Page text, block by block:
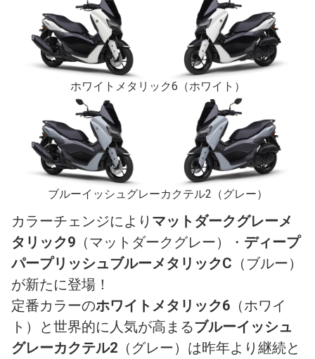
ホワイトメタリック6 （ホワイト）
ブルーイッシュグレーカクテル2 （グレー）
カラーチェンジにより マットダークグレーメ
タリック9 （マットダークグレー）・ ディープ
パープリッシュブルーメタリックC （ブルー）
が新たに登場！
定番カラーのホワイトメタリック6 （ホワイ
ト）と世界的に人気が高まるブルーイッシュ
グレーカクテル2 （グレー）は昨年より継続と